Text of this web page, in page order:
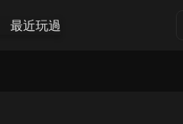
最近玩過